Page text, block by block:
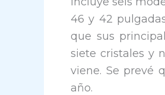
46 y 42
que sus
siete cristales y
viene. Se prevé
año.